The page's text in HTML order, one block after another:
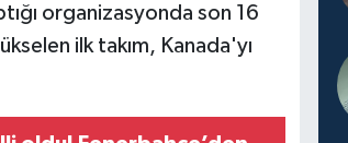
organizasyonda son 16
ilk takım, Kanada'yı